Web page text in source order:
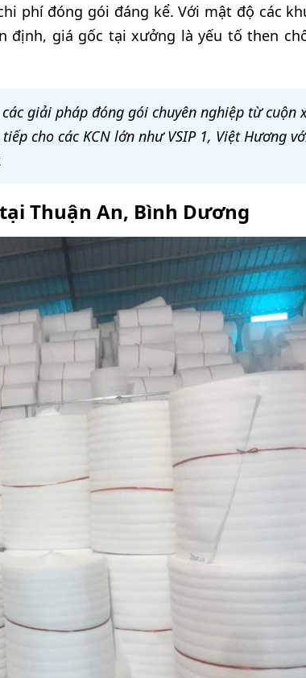
phí đóng gói đáng kể. Với mật độ các
định, giá gốc tại xưởng là yếu tố then
giải pháp đóng gói chuyên nghiệp từ cuộn
cho các KCN lớn như VSIP 1, Việt Hương
Thuận An, Bình Dương